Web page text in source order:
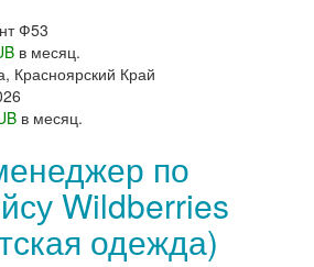
Ф53
в месяц.
Красноярский Край
в месяц.
по
Wildberries
одежда)